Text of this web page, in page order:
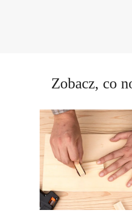
Zobacz, co